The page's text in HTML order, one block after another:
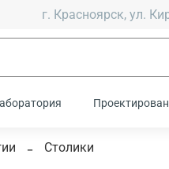
г. Красноярск, ул.
Столики